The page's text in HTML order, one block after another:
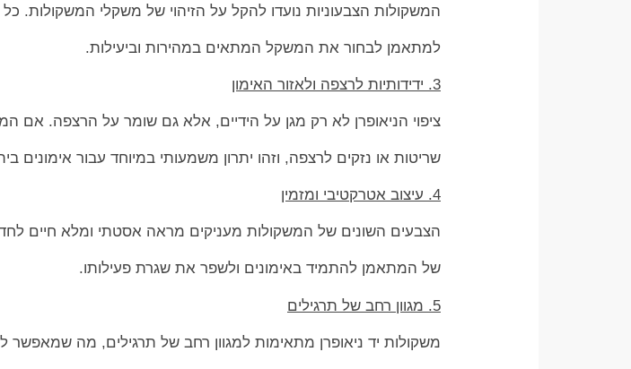
המשקולות הצבעוניות נועדו להקל על הזיהוי של משקלי
למתאמן לבחור את המשקל המתאים במהירות וביעילות.
3. ידידותיות לרצפה ולאזור האימון
ציפוי הניאופרן לא רק מגן על הידיים, אלא גם שומר על הרצפה. אם
שריטות או נזקים לרצפה, וזהו יתרון משמעותי במיוחד עבור אימונים
4. עיצוב אטרקטיבי ומזמין
הצבעים השונים של המשקולות מעניקים מראה אסטתי ומלא חיים
של המתאמן להתמיד באימונים ולשפר את שגרת פעילותו.
5. מגוון רחב של תרגילים
משקולות יד ניאופרן מתאימות למגוון רחב של תרגילים, מה שמאפשר